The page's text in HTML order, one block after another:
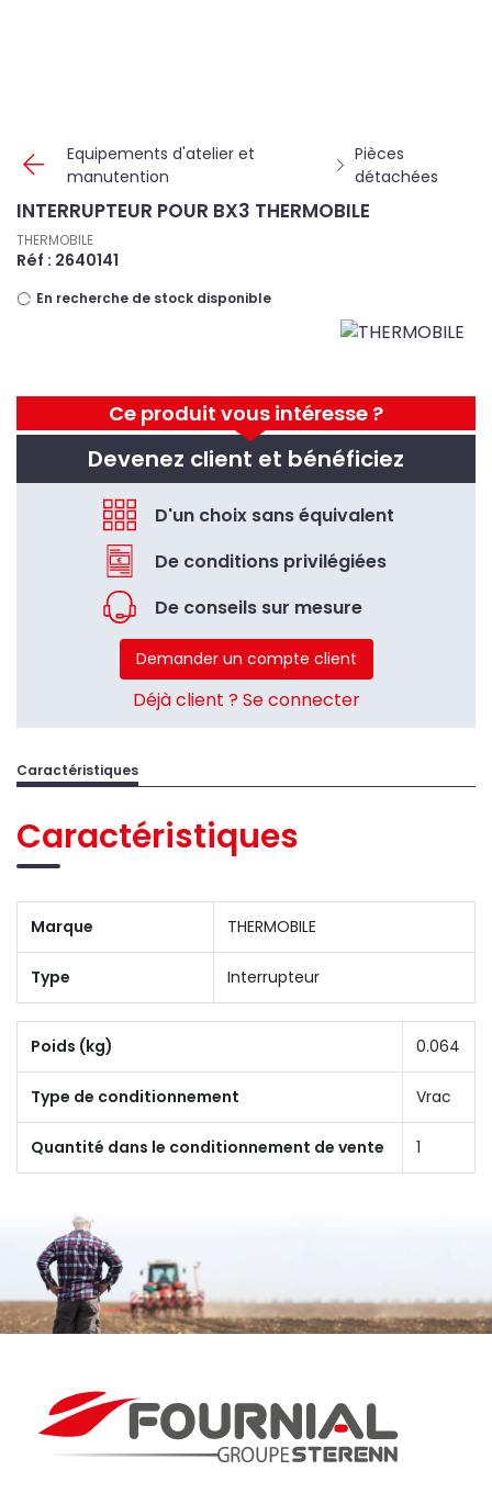
Equipements d'atelier et
manutention
Pièces
détachées
Ce produit vous intéresse ?
Devenez client et bénéficiez
D'un choix sans équivalent
De conditions privilégiées
De conseils sur mesure
Demander un compte client
Déjà client ? Se connecter
INTERRUPTEUR POUR BX3 THERMOBILE
THERMOBILE
Réf : 2640141
En recherche de stock disponible
Caractéristiques
Caractéristiques
Marque THERMOBILE
Type Interrupteur
Poids (kg) 0.064
Type de conditionnement Vrac
Quantité dans le conditionnement de vente 1